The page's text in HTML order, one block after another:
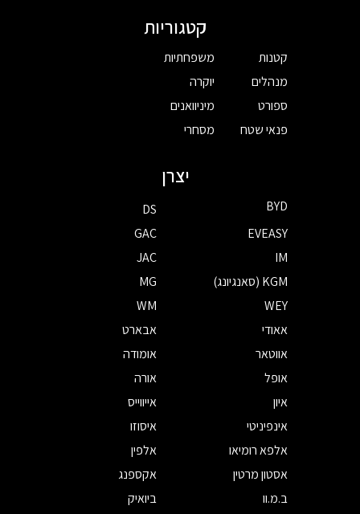
קטגוריות
קטנות
מנהלים
ספורט
פנאי שטח
משפחתיות
יוקרה
מיניוואנים
מסחרי
יצרן
BYD
DS
EVEASY
GAC
IM
JAC
KGM (סאנגיונג)
MG
WEY
WM
אאודי
אבארט
אווטאר
אומודה
אופל
אורה
איון
אייווייס
אינפיניטי
איסוזו
אלפא רומיאו
אלפין
אסטון מרטין
אקספנג
ב.מ.וו
ביואיק